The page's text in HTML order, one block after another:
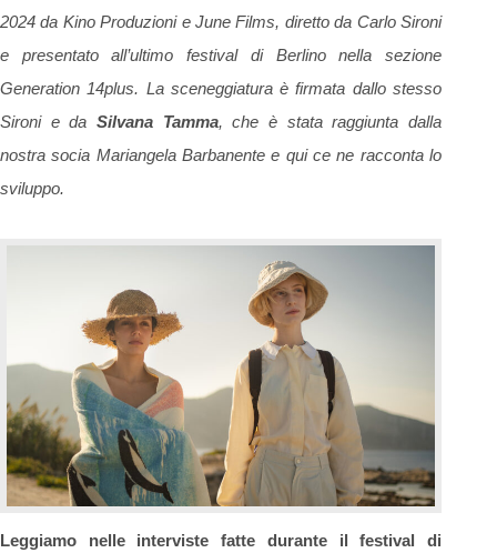
2024 da Kino Produzioni e June Films, diretto da Carlo Sironi
e presentato all’ultimo festival di Berlino nella sezione
Generation 14plus. La sceneggiatura è firmata dallo stesso
Sironi e da Silvana Tamma, che è stata raggiunta dalla
nostra socia Mariangela Barbanente e qui ce ne racconta lo
sviluppo.
Leggiamo nelle interviste fatte durante il festival di